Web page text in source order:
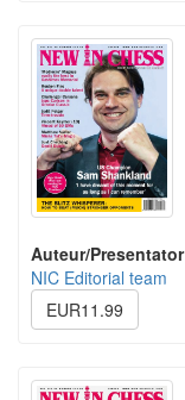
Auteur/Presentator
NIC Editorial team
EUR11.99